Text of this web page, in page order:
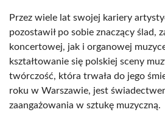
Przez wiele lat swojej kariery
pozostawił po sobie znaczący ślad,
koncertowej, jak i organowej
kształtowanie się polskiej sceny
twórczość, która trwała do jego
roku w Warszawie, jest
zaangażowania w sztukę muzyczną.